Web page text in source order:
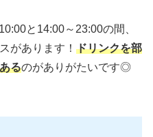
と14:00～23:00の間、
があります！ ドリンクを部
るのがありがたいです◎